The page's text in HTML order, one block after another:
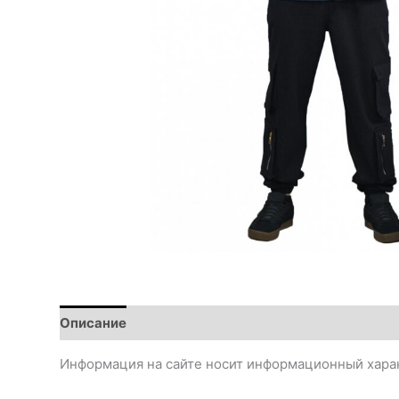
Описание
Информация на сайте носит информационный